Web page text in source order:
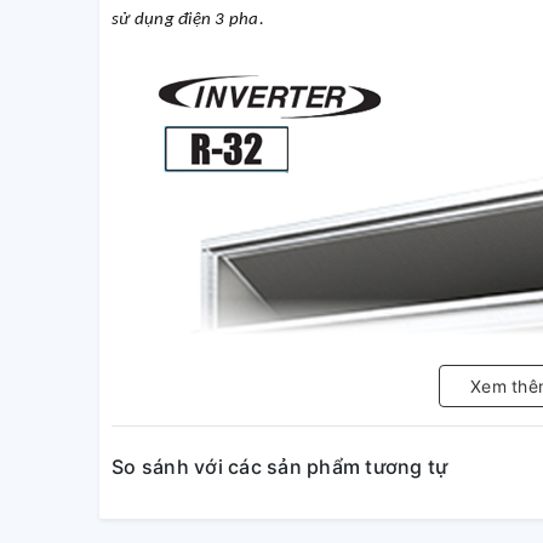
sử dụng điện 3 pha.
Xem
So sánh với các sản phẩm tương tự